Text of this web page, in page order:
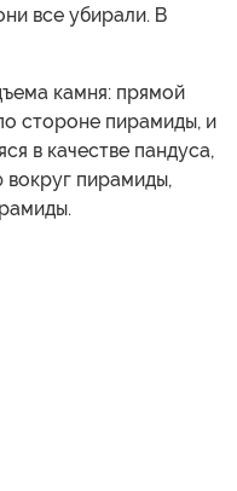
все убирали. В
камня: прямой
стороне пирамиды, и
в качестве пандуса,
вокруг пирамиды,